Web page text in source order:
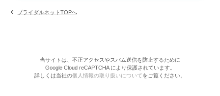
ブライダルネットTOPへ
当サイトは、不正アクセスやスパム送信を防止するために
Google Cloud reCAPTCHA により保護されています。
詳しくは当社の個人情報の取り扱いについてをご覧ください。